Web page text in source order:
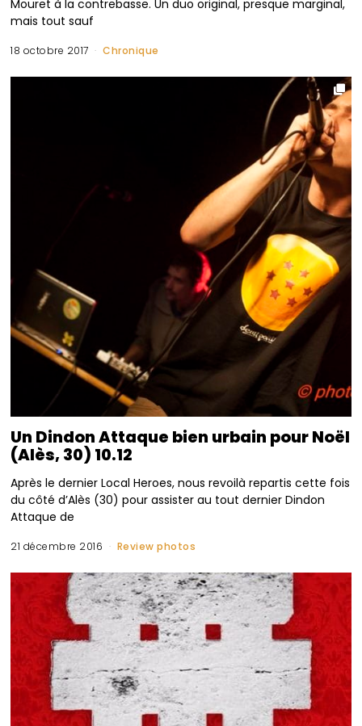
Mouret à la contrebasse. Un duo original, presque marginal,
mais tout sauf
18 octobre 2017 Chronique
Un Dindon Attaque bien urbain pour Noël
(Alès, 30) 10.12
Après le dernier Local Heroes, nous revoilà repartis cette fois
du côté d’Alès (30) pour assister au tout dernier Dindon
Attaque de
21 décembre 2016 Review photos